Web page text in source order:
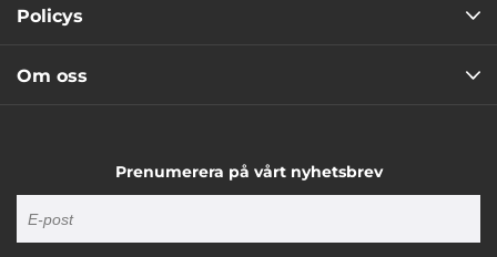
Policys
Om oss
Prenumerera på vårt nyhetsbrev